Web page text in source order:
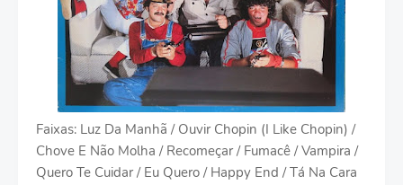
Faixas: Luz Da Manhã / Ouvir Chopin (I Like Chopin) /
Chove E Não Molha / Recomeçar / Fumacê / Vampira /
Quero Te Cuidar / Eu Quero / Happy End / Tá Na Cara